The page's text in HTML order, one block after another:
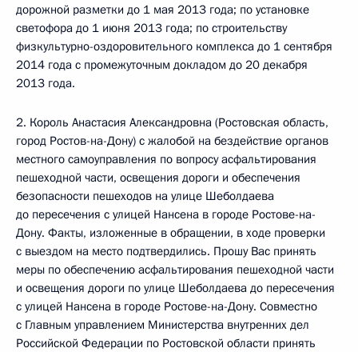
дорожной разметки до 1 мая 2013 года; по установке
светофора до 1 июня 2013 года; по строительству
физкультурно-оздоровительного комплекса до 1 сентября
2014 года с промежуточным докладом до 20 декабря
2013 года.
2. Король Анастасия Александровна (Ростовская область,
город Ростов-на-Дону) с жалобой на бездействие органов
местного самоуправления по вопросу асфальтирования
пешеходной части, освещения дороги и обеспечения
безопасности пешеходов на улице Шеболдаева
до пересечения с улицей Нансена в городе Ростове-на-
Дону. Факты, изложенные в обращении, в ходе проверки
с выездом на место подтвердились. Прошу Вас принять
меры по обеспечению асфальтирования пешеходной части
и освещения дороги по улице Шеболдаева до пересечения
с улицей Нансена в городе Ростове-на-Дону. Совместно
с Главным управлением Министерства внутренних дел
Российской Федерации по Ростовской области принять